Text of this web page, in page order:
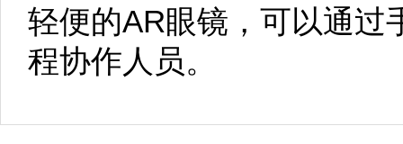
轻便的AR眼镜，可以通过
程协作人员。